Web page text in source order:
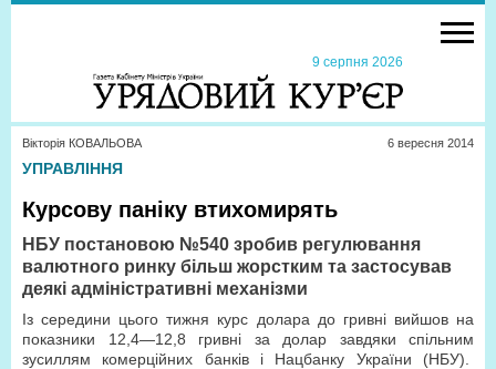
9 серпня 2026
Вікторія КОВАЛЬОВА 6 вересня 2014
УПРАВЛІННЯ
Курсову паніку втихомирять
НБУ постановою №540 зробив регулювання
валютного ринку більш жорстким та застосував
деякі адміністративні механізми
Із середини цього тижня курс долара до гривні вийшов на
показники 12,4—12,8 гривні за долар завдяки спільним
зусиллям комерційних банків і Нацбанку України (НБУ).